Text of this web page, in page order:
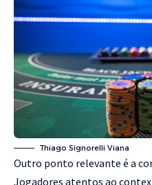
Thiago Signorelli Viana
Outro ponto relevante é a
Jogadores atentos ao